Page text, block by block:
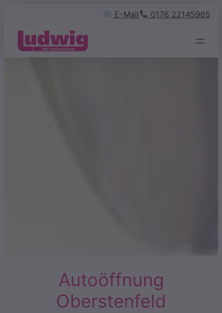
springen
E-Mail 0176 22145965
Autoöffnung
Oberstenfeld